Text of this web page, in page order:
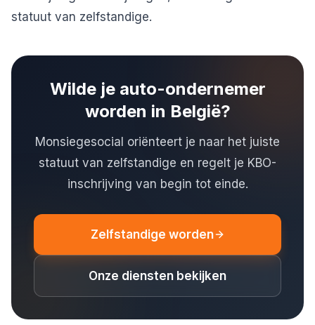
statuut van zelfstandige.
Wilde je auto-ondernemer
worden in België?
Monsiegesocial oriënteert je naar het juiste
statuut van zelfstandige en regelt je KBO-
inschrijving van begin tot einde.
Zelfstandige worden
Onze diensten bekijken